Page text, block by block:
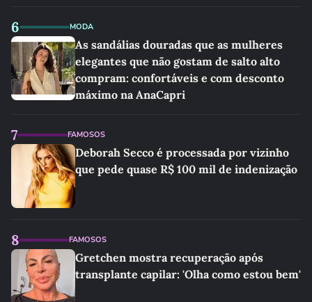
6 MODA
As sandálias douradas que as mulheres
elegantes que não gostam de salto alto
compram: confortáveis e com desconto
máximo na AnaCapri
7 FAMOSOS
Deborah Secco é processada por vizinho
que pede quase R$ 100 mil de indenização
8 FAMOSOS
Gretchen mostra recuperação após
transplante capilar: 'Olha como estou bem'